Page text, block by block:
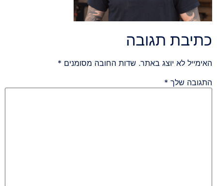
כתיבת תגובה
האימייל לא יוצג באתר. שדות החובה מסומנים *
התגובה שלך *